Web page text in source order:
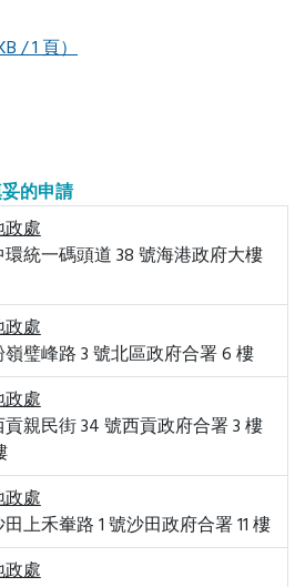
/ 1 頁）
的申請
政處
統一碼頭道 38 號海港政府大樓
政處
璧峰路 3 號北區政府合署 6 樓
政處
親民街 34 號西貢政府合署 3 樓
政處
上禾輋路 1 號沙田政府合署 11 樓
政處